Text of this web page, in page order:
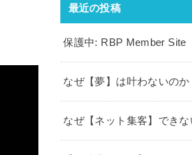
最近の投稿
保護中: RBP Member Site
なぜ【夢】は叶わないのか
なぜ【ネット集客】できな